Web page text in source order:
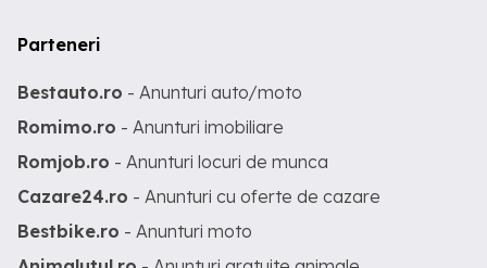
Parteneri
Bestauto.ro - Anunturi auto/moto
Romimo.ro - Anunturi imobiliare
Romjob.ro - Anunturi locuri de munca
Cazare24.ro - Anunturi cu oferte de cazare
Bestbike.ro - Anunturi moto